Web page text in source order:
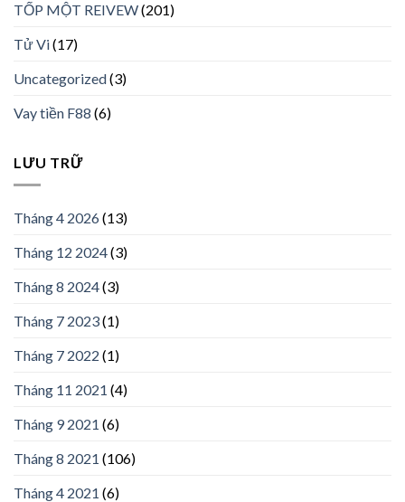
TỐP MỘT REIVEW(201)
Tử Vi(17)
Uncategorized(3)
Vay tiền F88 (6)
LƯU TRỮ
Tháng 4 2026(13)
Tháng 12 2024(3)
Tháng 8 2024(3)
Tháng 7 2023(1)
Tháng 7 2022 (1)
Tháng 11 2021 (4)
Tháng 9 2021 (6)
Tháng 8 2021 (106)
Tháng 4 2021 (6)